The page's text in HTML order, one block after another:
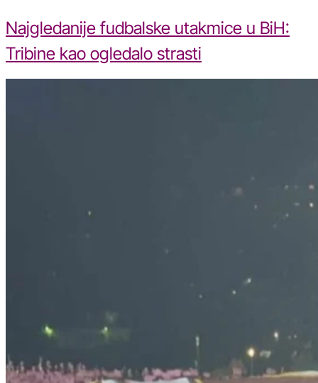
Najgledanije fudbalske utakmice u BiH:
Tribine kao ogledalo strasti